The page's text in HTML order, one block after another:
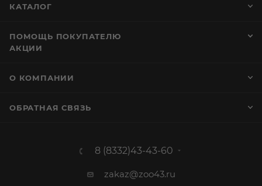
КАТАЛОГ
ПОМОЩЬ ПОКУПАТЕЛЮ
АКЦИИ
О КОМПАНИИ
ОБРАТНАЯ СВЯЗЬ
8 (8332)43-43-60
zakaz@zoo43.ru